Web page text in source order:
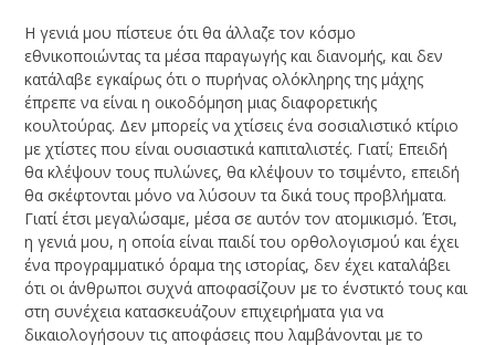
Η γενιά μου πίστευε ότι θα άλλαζε τον κόσμο
εθνικοποιώντας τα μέσα παραγωγής και διανομής, και δεν
κατάλαβε εγκαίρως ότι ο πυρήνας ολόκληρης της μάχης
έπρεπε να είναι η οικοδόμηση μιας διαφορετικής
κουλτούρας. Δεν μπορείς να χτίσεις ένα σοσιαλιστικό κτίριο
με χτίστες που είναι ουσιαστικά καπιταλιστές. Γιατί; Επειδή
θα κλέψουν τους πυλώνες, θα κλέψουν το τσιμέντο, επειδή
θα σκέφτονται μόνο να λύσουν τα δικά τους προβλήματα.
Γιατί έτσι μεγαλώσαμε, μέσα σε αυτόν τον ατομικισμό. Έτσι,
η γενιά μου, η οποία είναι παιδί του ορθολογισμού και έχει
ένα προγραμματικό όραμα της ιστορίας, δεν έχει καταλάβει
ότι οι άνθρωποι συχνά αποφασίζουν με το ένστικτό τους και
στη συνέχεια κατασκευάζουν επιχειρήματα για να
δικαιολογήσουν τις αποφάσεις που λαμβάνονται με το